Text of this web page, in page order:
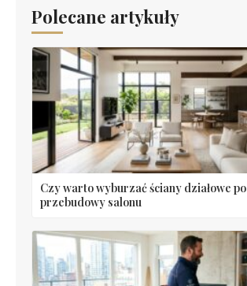
Polecane artykuły
Czy warto wyburzać ściany działowe
przebudowy salonu